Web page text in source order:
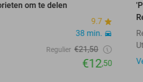
om te delen
9.7
38 min.
Regulier €21,50
€12,50